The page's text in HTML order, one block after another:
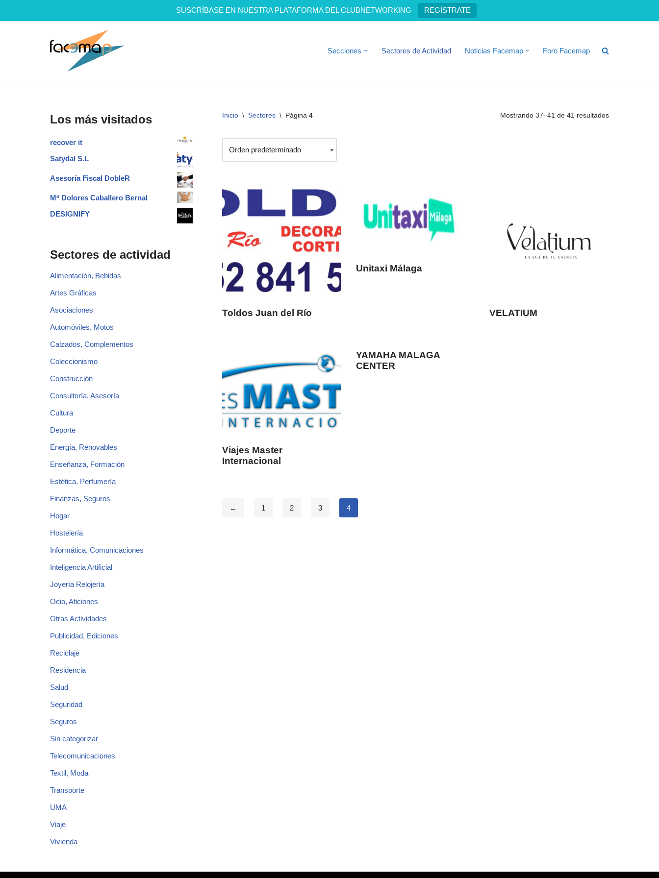
SUSCRÍBASE EN NUESTRA PLATAFORMA DEL CLUBNETWORKING REGÍSTRATE
Secciones Sectores de Actividad Noticias Facemap Foro Facemap
Los más visitados
recover it
Satydal S.L
Asesoría Fiscal DobleR
Mª Dolores Caballero Bernal
DESIGNIFY
Sectores de actividad
Alimentación, Bebidas
Artes Gráficas
Asociaciones
Automóviles, Motos
Calzados, Complementos
Coleccionismo
Construcción
Consultoría, Asesoría
Cultura
Deporte
Energía, Renovables
Enseñanza, Formación
Estética, Perfumería
Finanzas, Seguros
Hogar
Hostelería
Informática, Comunicaciones
Inteligencia Artificial
Joyería Relojería
Ocio, Aficiones
Otras Actividades
Publicidad, Ediciones
Reciclaje
Residencia
Salud
Seguridad
Seguros
Sin categorizar
Telecomunicaciones
Textil, Moda
Transporte
UMA
Viaje
Vivienda
Inicio \ Sectores \ Página 4 Mostrando 37–41 de 41 resultados
Toldos Juan del Río
Unitaxi Málaga
VELATIUM
Viajes Master
Internacional
YAMAHA MALAGA
CENTER
← 1 2 3 4